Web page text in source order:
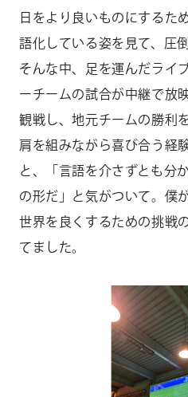
日をより良いものにするた
語化している姿を見て、圧
そんな中、足を運んだライ
ーチームの試合が中継で放
観戦し、地元チームの勝利
肩を組みながら喜び合う経
と、「言語を介さずとも分
の形だ」と気がついて。僕
世界を良くするための挑戦
てました。